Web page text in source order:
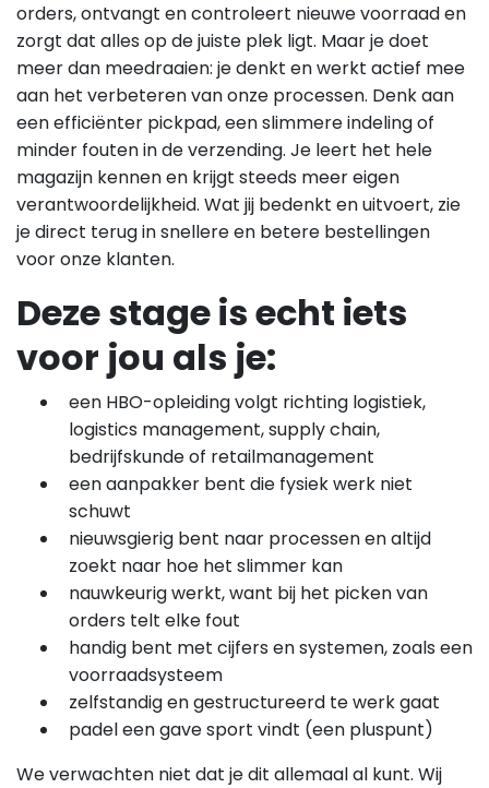
orders, ontvangt en controleert nieuwe voorraad en
zorgt dat alles op de juiste plek ligt. Maar je doet
meer dan meedraaien: je denkt en werkt actief mee
aan het verbeteren van onze processen. Denk aan
een efficiënter pickpad, een slimmere indeling of
minder fouten in de verzending. Je leert het hele
magazijn kennen en krijgt steeds meer eigen
verantwoordelijkheid. Wat jij bedenkt en uitvoert, zie
je direct terug in snellere en betere bestellingen
voor onze klanten.
Deze stage is echt iets
voor jou als je:
een HBO-opleiding volgt richting logistiek,
logistics management, supply chain,
bedrijfskunde of retailmanagement
een aanpakker bent die fysiek werk niet
schuwt
nieuwsgierig bent naar processen en altijd
zoekt naar hoe het slimmer kan
nauwkeurig werkt, want bij het picken van
orders telt elke fout
handig bent met cijfers en systemen, zoals een
voorraadsysteem
zelfstandig en gestructureerd te werk gaat
padel een gave sport vindt (een pluspunt)
We verwachten niet dat je dit allemaal al kunt. Wij